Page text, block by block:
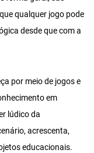
qualquer jogo pode
desde que com a
por meio de jogos e
em
lúdico da
acrescenta,
educacionais.